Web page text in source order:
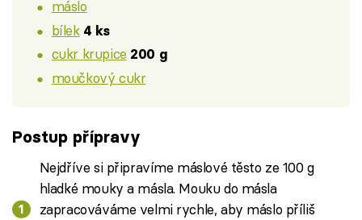
máslo
bílek 4 ks
cukr krupice 200 g
moučkový cukr
Postup přípravy
Nejdříve si připravíme máslové těsto ze 100 g
hladké mouky a másla. Mouku do másla
zapracováváme velmi rychle, aby máslo příliš